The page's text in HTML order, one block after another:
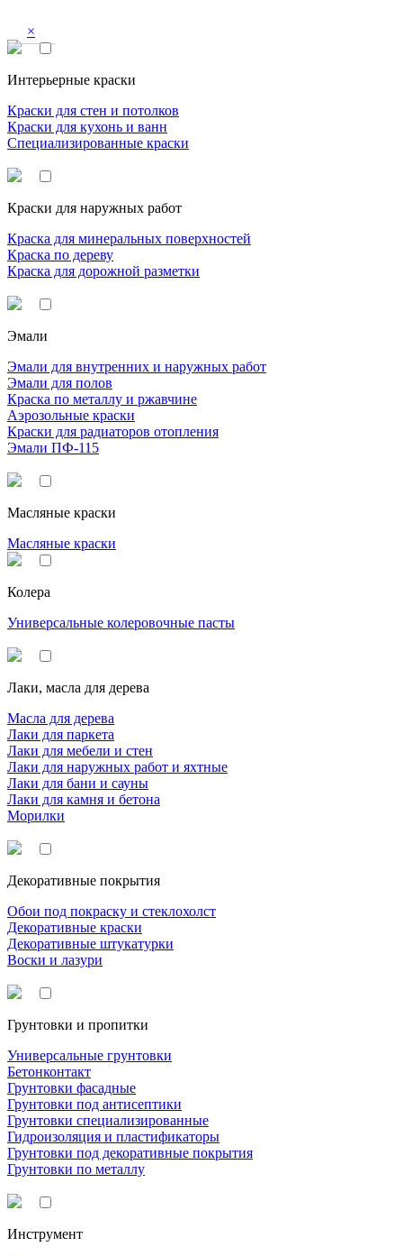
×
Интерьерные краски
Краски для стен и потолков
Краски для кухонь и ванн
Специализированные краски
Краски для наружных работ
Краска для минеральных поверхностей
Краска по дереву
Краска для дорожной разметки
Эмали
Эмали для внутренних и наружных работ
Эмали для полов
Краска по металлу и ржавчине
Аэрозольные краски
Краски для радиаторов отопления
Эмали ПФ-115
Масляные краски
Масляные краски
Колера
Универсальные колеровочные пасты
Лаки, масла для дерева
Масла для дерева
Лаки для паркета
Лаки для мебели и стен
Лаки для наружных работ и яхтные
Лаки для бани и сауны
Лаки для камня и бетона
Морилки
Декоративные покрытия
Обои под покраску и стеклохолст
Декоративные краски
Декоративные штукатурки
Воски и лазури
Грунтовки и пропитки
Универсальные грунтовки
Бетонконтакт
Грунтовки фасадные
Грунтовки под антисептики
Грунтовки специализированные
Гидроизоляция и пластификаторы
Грунтовки под декоративные покрытия
Грунтовки по металлу
Инструмент